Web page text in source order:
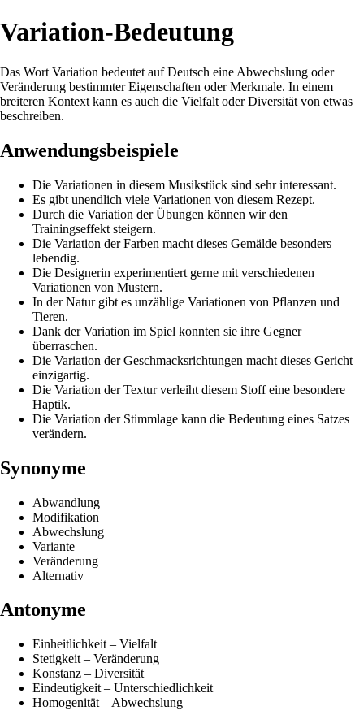
Variation-Bedeutung
Das Wort Variation bedeutet auf Deutsch eine Abwechslung oder
Veränderung bestimmter Eigenschaften oder Merkmale. In einem
breiteren Kontext kann es auch die Vielfalt oder Diversität von etwas
beschreiben.
Anwendungsbeispiele
Die Variationen in diesem Musikstück sind sehr interessant.
Es gibt unendlich viele Variationen von diesem Rezept.
Durch die Variation der Übungen können wir den
Trainingseffekt steigern.
Die Variation der Farben macht dieses Gemälde besonders
lebendig.
Die Designerin experimentiert gerne mit verschiedenen
Variationen von Mustern.
In der Natur gibt es unzählige Variationen von Pflanzen und
Tieren.
Dank der Variation im Spiel konnten sie ihre Gegner
überraschen.
Die Variation der Geschmacksrichtungen macht dieses Gericht
einzigartig.
Die Variation der Textur verleiht diesem Stoff eine besondere
Haptik.
Die Variation der Stimmlage kann die Bedeutung eines Satzes
verändern.
Synonyme
Abwandlung
Modifikation
Abwechslung
Variante
Veränderung
Alternativ
Antonyme
Einheitlichkeit – Vielfalt
Stetigkeit – Veränderung
Konstanz – Diversität
Eindeutigkeit – Unterschiedlichkeit
Homogenität – Abwechslung